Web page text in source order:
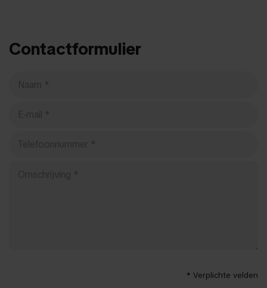
Contactformulier
* Verplichte velden